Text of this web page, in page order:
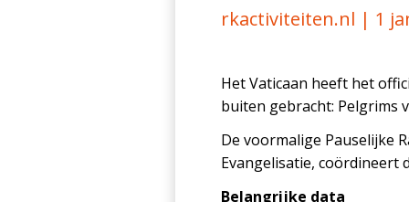
rkactiviteiten.nl | 1
Het Vaticaan heeft het
buiten gebracht: Pelgrims
De voormalige Pauselijke
Evangelisatie, coördineert
Belangrijke data